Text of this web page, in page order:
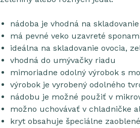
nádoba je vhodná na
má pevné veko uzavreté
ideálna na skladovanie ovocia,
vhodná do umývačky riadu
mimoriadne odolný výrobok s
výrobok je vyrobený odolného
nádobu je možné použiť v
možno uchovávať v chladničke
kryt obsahuje špeciálne